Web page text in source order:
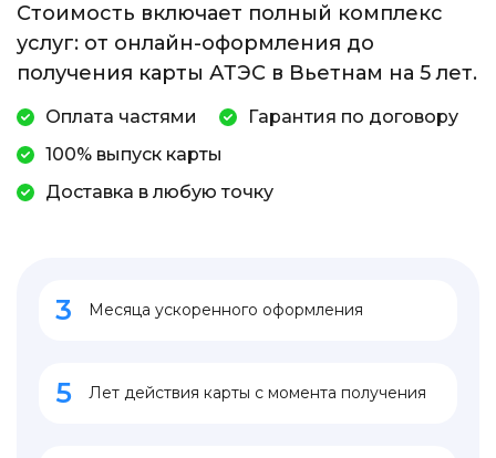
Стоимость включает полный комплекс
услуг: от онлайн-оформления до
получения карты АТЭС в Вьетнам на 5 лет.
Оплата частями
Гарантия по договору
100% выпуск карты
Доставка в любую точку
3 Месяца ускоренного оформления
5 Лет действия карты с момента получения